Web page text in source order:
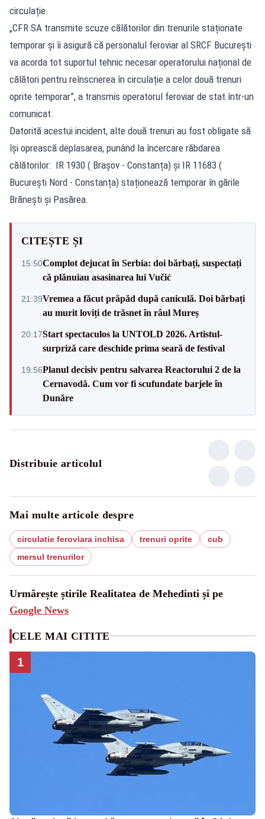
circulație.
„CFR SA transmite scuze călătorilor din trenurile staționate
temporar și îi asigură că personalul feroviar al SRCF București
va acorda tot suportul tehnic necesar operatorului național de
călători pentru reînscrierea în circulație a celor două trenuri
oprite temporar”, a transmis operatorul feroviar de stat într-un
comunicat.
Datorită acestui incident, alte două trenuri au fost obligate să
își oprească deplasarea, punând la încercare răbdarea
călătorilor: IR 1930 ( Brașov - Constanța) și IR 11683 (
București Nord - Constanța) staționează temporar în gările
Brănești și Pasărea.
CITEȘTE ȘI
15:50Complot dejucat în Serbia: doi bărbați, suspectați
că plănuiau asasinarea lui Vučić
21:39Vremea a făcut prăpăd după caniculă. Doi bărbați
au murit loviți de trăsnet în râul Mureș
20:17Start spectaculos la UNTOLD 2026. Artistul-
surpriză care deschide prima seară de festival
19:56Planul decisiv pentru salvarea Reactorului 2 de la
Cernavodă. Cum vor fi scufundate barjele în
Dunăre
Distribuie articolul
Mai multe articole despre
circulatie feroviara inchisa trenuri oprite
cub
mersul trenurilor
Urmărește știrile Realitatea de Mehedinti și pe
Google News
CELE MAI CITITE
1